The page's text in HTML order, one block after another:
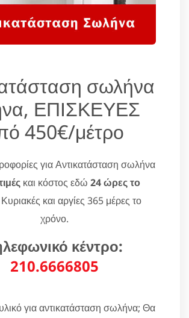
σωλήνα
ΕΠΙΣΚΕΥΕΣ
450€/μέτρο
για Αντικατάσταση σωλήνα
και κόστος εδώ 24 ώρες το
και αργίες 365 μέρες το
χρόνο.
κέντρο:
210.6666805
για αντικατάσταση σωλήνα; Θα